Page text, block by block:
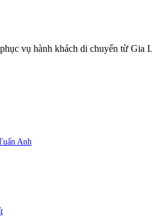
vụ hành khách di chuyển từ
Anh